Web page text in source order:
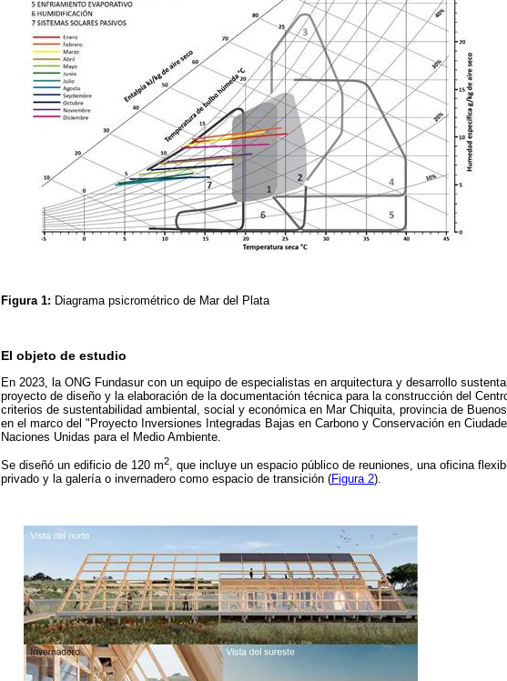
Figura 1: Diagrama psicrométrico de Mar del Plata
El objeto de estudio
En 2023, la ONG Fundasur con un equipo de especialistas en arquitectura y desarrollo
proyecto de diseño y la elaboración de la documentación técnica para la construcción del
criterios de sustentabilidad ambiental, social y económica en Mar Chiquita, provincia de
en el marco del "Proyecto Inversiones Integradas Bajas en Carbono y Conservación en
Naciones Unidas para el Medio Ambiente.
Se diseñó un edificio de 120 m2, que incluye un espacio público de reuniones, una oficina
privado y la galería o invernadero como espacio de transición (Figura 2).